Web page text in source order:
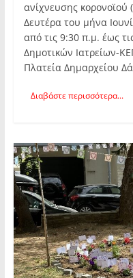
ανίχνευσης
Δευτέρα του μήνα
από τις 9:30 π.μ. έως
Δημοτικών Ιατρείων-
Πλατεία Δημαρχείου
Διαβάστε περισσότερα...